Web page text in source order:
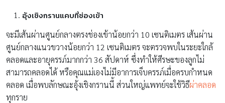
อุ้งเชิงกรานแคบที่ช่องเข้า
จะมีเส้นผ่านศูนย์กลางตรงช่องเข้าน้อยกว่า 10 เซนติเมตร เส้นผ่าน
ศูนย์กลางแนวขวางน้อยกว่า 12 เซนติเมตร จะตรวจพบในระยะใกล้
คลอดและอายุครรภ์มากกว่า 36 สัปดาห์ ซึ่งทำให้ศีรษะของลูกไม่
สามารถคลอดได้ หรือคุณแม่เองไม่มีอาการเจ็บครรภ์เมื่อครบกำหนด
คลอด เมื่อพบลักษณะอุ้งเชิงกรานนี้ ส่วนใหญ่แพทย์จะใช้วิธีผ่าคลอด
ทุกราย